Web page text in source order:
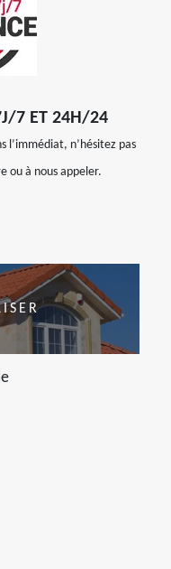
7 ET 24H/24
l’immédiat, n’hésitez pas
ou à nous appeler.